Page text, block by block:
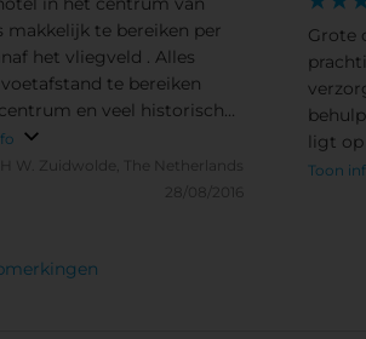
. Alles
te bereiken
en veel historische
Of
voor weinig geld en
heel simpel per bus of metro .
H W. Zuidwolde, The Netherlands
28/08/2016
Grote
ligt op
Toon